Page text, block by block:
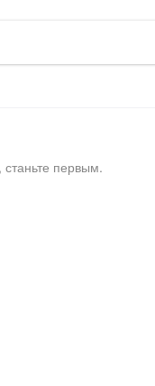
первым.